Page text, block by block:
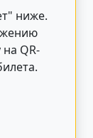
ниже.
QR-